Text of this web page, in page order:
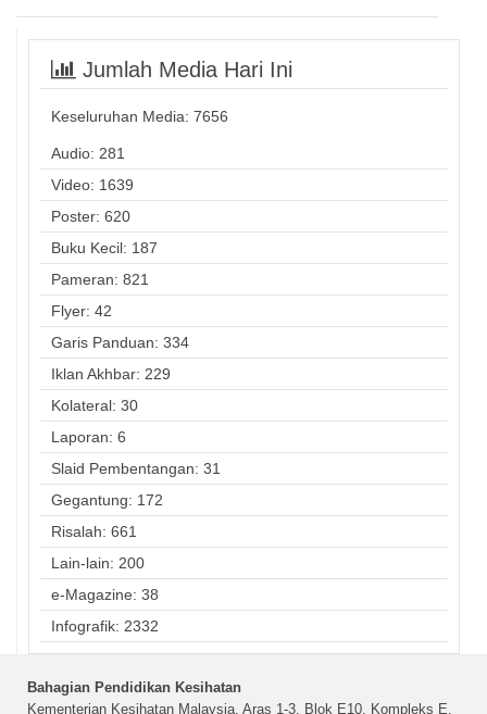
Jumlah Media Hari Ini
Keseluruhan Media: 7656
Audio: 281
Video: 1639
Poster: 620
Buku Kecil: 187
Pameran: 821
Flyer: 42
Garis Panduan: 334
Iklan Akhbar: 229
Kolateral: 30
Laporan: 6
Slaid Pembentangan: 31
Gegantung: 172
Risalah: 661
Lain-lain: 200
e-Magazine: 38
Infografik: 2332
Bahagian Pendidikan Kesihatan
Kementerian Kesihatan Malaysia, Aras 1-3, Blok E10, Kompleks E,